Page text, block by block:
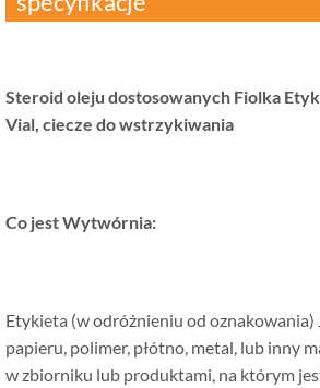
Steroid oleju dostosowanych Fiolka
Vial, ciecze do wstrzykiwania
Co jest Wytwórnia:
Etykieta (w odróżnieniu od oznakowania)
papieru, polimer, płótno, metal, lub inny
w zbiorniku lub produktami, na którym